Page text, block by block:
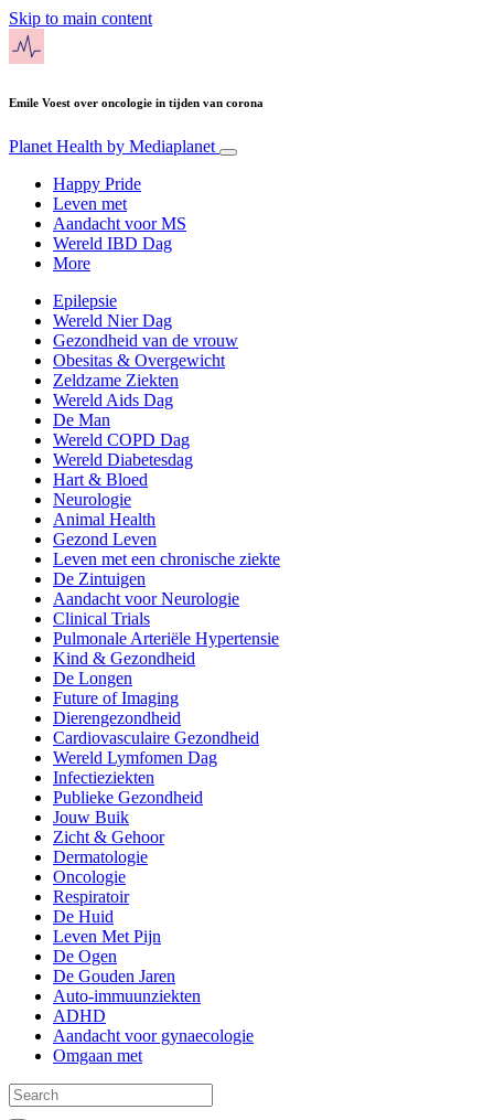
Skip to main content
Emile Voest over oncologie in tijden van corona
Planet Health by Mediaplanet
Happy Pride
Leven met
Aandacht voor MS
Wereld IBD Dag
More
Epilepsie
Wereld Nier Dag
Gezondheid van de vrouw
Obesitas & Overgewicht
Zeldzame Ziekten
Wereld Aids Dag
De Man
Wereld COPD Dag
Wereld Diabetesdag
Hart & Bloed
Neurologie
Animal Health
Gezond Leven
Leven met een chronische ziekte
De Zintuigen
Aandacht voor Neurologie
Clinical Trials
Pulmonale Arteriële Hypertensie
Kind & Gezondheid
De Longen
Future of Imaging
Dierengezondheid
Cardiovasculaire Gezondheid
Wereld Lymfomen Dag
Infectieziekten
Publieke Gezondheid
Jouw Buik
Zicht & Gehoor
Dermatologie
Oncologie
Respiratoir
De Huid
Leven Met Pijn
De Ogen
De Gouden Jaren
Auto-immuunziekten
ADHD
Aandacht voor gynaecologie
Omgaan met